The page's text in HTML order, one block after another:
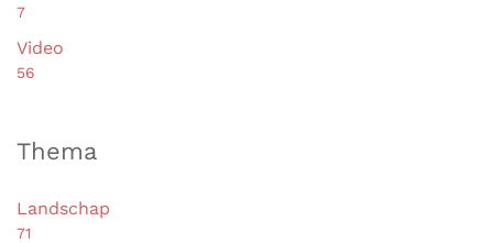
7
Video
56
Thema
Landschap
71